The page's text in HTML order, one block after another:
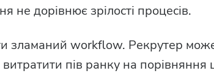
не дорівнює зрілості процесів.
зламаний workflow. Рекрутер
пів ранку на порівняння